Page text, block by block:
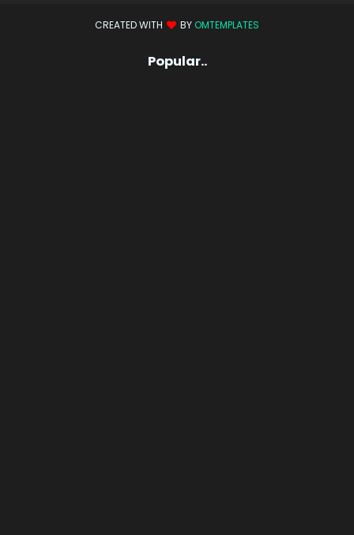
CREATED WITH BY OMTEMPLATES
Popular..